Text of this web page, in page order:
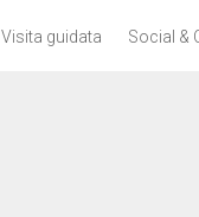
Visita guidata Social &